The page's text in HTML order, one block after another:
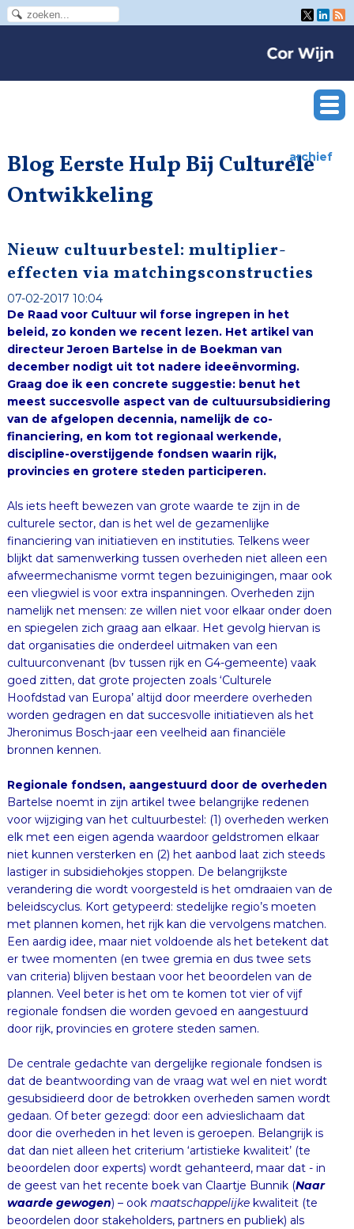
Blog Eerste Hulp Bij Culturele
Ontwikkeling
archief
Nieuw cultuurbestel: multiplier-
effecten via matchingsconstructies
07-02-2017 10:04
De Raad voor Cultuur wil forse ingrepen in het
beleid, zo konden we recent lezen. Het artikel van
directeur Jeroen Bartelse in de Boekman van
december nodigt uit tot nadere ideeënvorming.
Graag doe ik een concrete suggestie: benut het
meest succesvolle aspect van de cultuursubsidiering
van de afgelopen decennia, namelijk de co-
financiering, en kom tot regionaal werkende,
discipline-overstijgende fondsen waarin rijk,
provincies en grotere steden participeren.
Als iets heeft bewezen van grote waarde te zijn in de
culturele sector, dan is het wel de gezamenlijke
financiering van initiatieven en instituties. Telkens weer
blijkt dat samenwerking tussen overheden niet alleen een
afweermechanisme vormt tegen bezuinigingen, maar ook
een vliegwiel is voor extra inspanningen. Overheden zijn
namelijk net mensen: ze willen niet voor elkaar onder doen
en spiegelen zich graag aan elkaar. Het gevolg hiervan is
dat organisaties die onderdeel uitmaken van een
cultuurconvenant (bv tussen rijk en G4-gemeente) vaak
goed zitten, dat grote projecten zoals ‘Culturele
Hoofdstad van Europa’ altijd door meerdere overheden
worden gedragen en dat succesvolle initiatieven als het
Jheronimus Bosch-jaar een veelheid aan financiële
bronnen kennen.
Regionale fondsen, aangestuurd door de overheden
Bartelse noemt in zijn artikel twee belangrijke redenen
voor wijziging van het cultuurbestel: (1) overheden werken
elk met een eigen agenda waardoor geldstromen elkaar
niet kunnen versterken en (2) het aanbod laat zich steeds
lastiger in subsidiehokjes stoppen. De belangrijkste
verandering die wordt voorgesteld is het omdraaien van de
beleidscyclus. Kort getypeerd: stedelijke regio’s moeten
met plannen komen, het rijk kan die vervolgens matchen.
Een aardig idee, maar niet voldoende als het betekent dat
er twee momenten (en twee gremia en dus twee sets
van criteria) blijven bestaan voor het beoordelen van de
plannen. Veel beter is het om te komen tot vier of vijf
regionale fondsen die worden gevoed en aangestuurd
door rijk, provincies en grotere steden samen.
De centrale gedachte van dergelijke regionale fondsen is
dat de beantwoording van de vraag wat wel en niet wordt
gesubsidieerd door de betrokken overheden samen wordt
gedaan. Of beter gezegd: door een advieslichaam dat
door die overheden in het leven is geroepen. Belangrijk is
dat dan niet alleen het criterium ‘artistieke kwaliteit’ (te
beoordelen door experts) wordt gehanteerd, maar dat - in
de geest van het recente boek van Claartje Bunnik (Naar
waarde gewogen) – ook maatschappelijke kwaliteit (te
beoordelen door stakeholders, partners en publiek) als